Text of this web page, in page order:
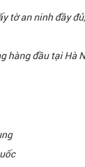
tờ an ninh đầy
hàng đầu tại Hà